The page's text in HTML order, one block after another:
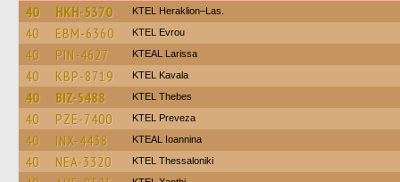
40 HKH-5370 KTEL Heraklion–Las.
40 EBM-6360 KTEL Evrou
40 PIN-4627 KTEAL Larissa
40 KBP-8719 KTEL Kavala
40 BIZ-5488 KTEL Thebes
40 PZE-7400 KTEL Preveza
40 INX-4438 KTEAL Ioannina
40 NEA-3320 KTEL Thessaloniki